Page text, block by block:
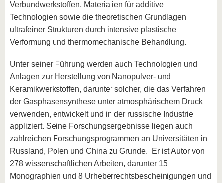
Verbundwerkstoffen, Materialien für additive
Technologien sowie die theoretischen Grundlagen
ultrafeiner Strukturen durch intensive plastische
Verformung und thermomechanische Behandlung.
Unter seiner Führung werden auch Technologien und
Anlagen zur Herstellung von Nanopulver- und
Keramikwerkstoffen, darunter solcher, die das Verfahren
der Gasphasensynthese unter atmosphärischem Druck
verwenden, entwickelt und in der russische Industrie
appliziert. Seine Forschungsergebnisse liegen auch
zahlreichen Forschungsprogrammen an Universitäten in
Russland, Polen und China zu Grunde. Er ist Autor von
278 wissenschaftlichen Arbeiten, darunter 15
Monographien und 8 Urheberrechtsbescheinigungen und